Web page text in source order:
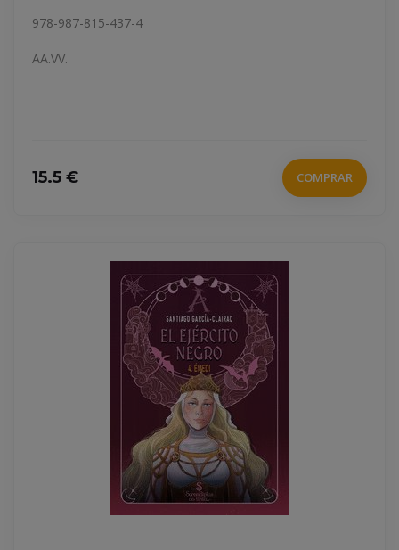
978-987-815-437-4
AA.VV.
15.5 € COMPRAR